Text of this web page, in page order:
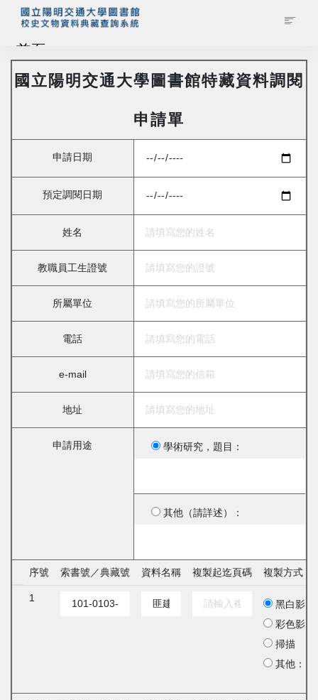
首頁
藏品查詢
管理者登入
國立陽明交通大學圖書館特藏資料調閱
申請單
申請日期
預定調閱日期
姓名
教職員工生證號
所屬單位
電話
e-mail
地址
申請用途 學術研究，題目：
其他（請詳述）：
序號 索書號／典藏號 資料名稱 複製起迄頁碼 複製方式
1
黑白影印
彩色影印
掃描
其他：